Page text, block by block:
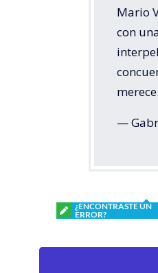
Mario
con
—
¿ENCONTRASTE UN
ERROR?